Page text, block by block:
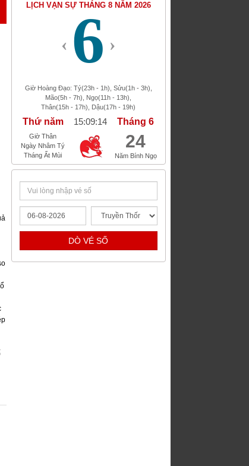
LỊCH VẠN SỰ THÁNG 8 NĂM 2026
‹ 6 ›
Giờ Hoàng Đạo: Tý(23h - 1h), Sửu(1h - 3h),
Mão(5h - 7h), Ngọ(11h - 13h),
Thân(15h - 17h), Dậu(17h - 19h)
Thứ năm 15:09:14 Tháng 6
Giờ Thân
Ngày Nhâm Tý
Tháng Ất Mùi
24
Năm Bính Ngọ